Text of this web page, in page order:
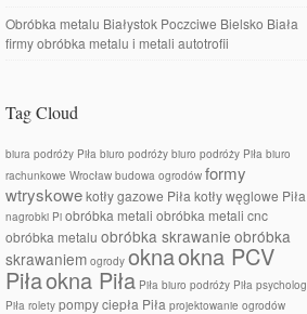
Obróbka metalu Białystok Poczciwe Bielsko Biała
firmy obróbka metalu i metali autotrofii
Tag Cloud
biura podróży Piła biuro podróży biuro podróży Piła biuro
rachunkowe Wrocław budowa ogrodów formy
wtryskowekotły gazowe Piła kotły węglowe Piła
nagrobki Pi obróbka metali obróbka metali cnc
obróbka metalu obróbka skrawanie obróbka
skrawaniem ogrody oknaokna PCV
Piłaokna Piła Piła biuro podróży Piła psycholog
Piła rolety pompy ciepła Piła projektowanie ogrodów